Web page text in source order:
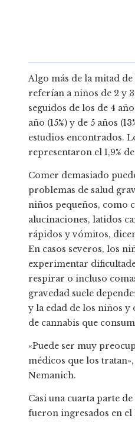
Algo más de la mitad de
referían a niños de 2 y 3
seguidos de los de 4
año (15%) y de 5 años
estudios encontrados.
representaron el 1,9%
Comer demasiado
problemas de salud
niños pequeños, como
alucinaciones, latidos
rápidos y vómitos,
En casos severos, los
experimentar
respirar o incluso
gravedad suele
y la edad de los niños y
de cannabis que
«Puede ser muy
médicos que los
Nemanich.
Casi una cuarta parte
fueron ingresados ​​en el